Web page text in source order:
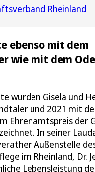
Rheinland
ebenso mit dem
wie mit dem
wurden Gisela und
und 2021 mit
Ehrenamtspreis der
In seiner
Außenstelle
im Rheinland, Dr.
Lebensleistung